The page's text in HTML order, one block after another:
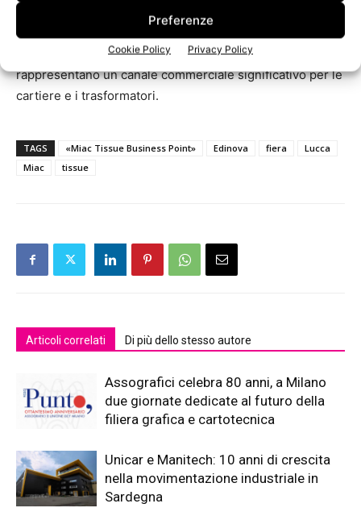
Preferenze
Cookie Policy Privacy Policy
prodotti da ufficio, scuola e cancelleria per i quali il tissue
costituisce sempre di più un’importante area
merceologica all’interno della propria offerta e che quindi
rappresentano un canale commerciale significativo per le
cartiere e i trasformatori.
TAGS «Miac Tissue Business Point» Edinova fiera
Lucca
Miac
tissue
Articoli correlati Di più dello stesso autore
Assografici celebra 80 anni, a Milano
due giornate dedicate al futuro della
filiera grafica e cartotecnica
Unicar e Manitech: 10 anni di crescita
nella movimentazione industriale in
Sardegna